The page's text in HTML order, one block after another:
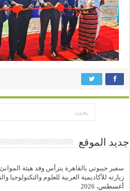
جديد الموقع
سفير جيبوتي بالقاهرة يترأس وفد هيئة
زيارته للأكاديمية العربية للعلوم والتكنولوجيا
أغسطس، 2026